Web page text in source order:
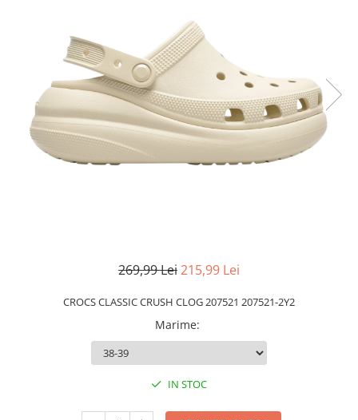
Slapi femei
269,99 Lei215,99 Lei
CROCS CLASSIC CRUSH CLOG 207521 207521-2Y2
Marime:
IN STOC